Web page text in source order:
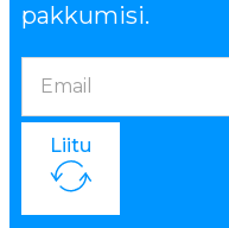
pakkumisi.
Liitu